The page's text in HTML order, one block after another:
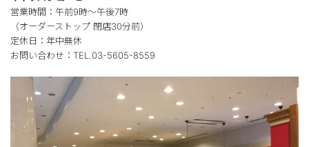
営業時間：午前9時～午後7時
（オーダーストップ 閉店30分前）
定休日：年中無休
お問い合わせ：TEL.03-5605-8559